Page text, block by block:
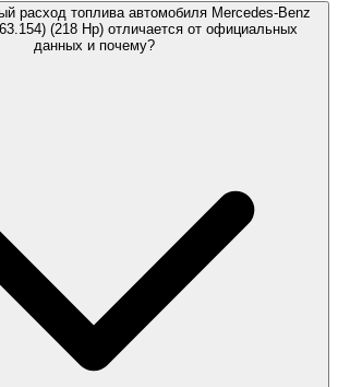
расход топлива автомобиля Mercedes-Benz
(218 Hp) отличается от официальных
данных и почему?